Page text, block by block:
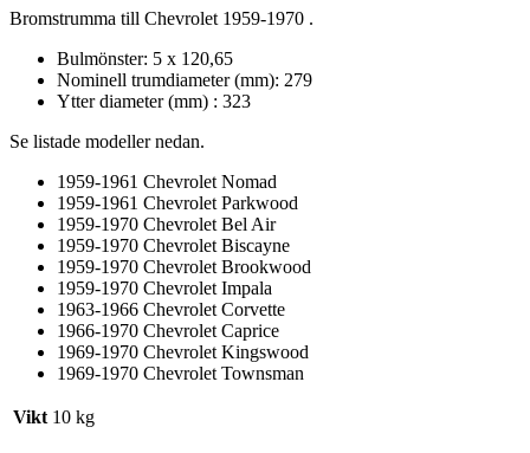
Bromstrumma till Chevrolet 1959-1970 .
Bulmönster: 5 x 120,65
Nominell trumdiameter (mm): 279
Ytter diameter (mm) : 323
Se listade modeller nedan.
1959-1961 Chevrolet Nomad
1959-1961 Chevrolet Parkwood
1959-1970 Chevrolet Bel Air
1959-1970 Chevrolet Biscayne
1959-1970 Chevrolet Brookwood
1959-1970 Chevrolet Impala
1963-1966 Chevrolet Corvette
1966-1970 Chevrolet Caprice
1969-1970 Chevrolet Kingswood
1969-1970 Chevrolet Townsman
Vikt 10 kg